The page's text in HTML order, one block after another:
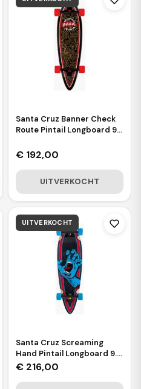
Santa Cruz Banner Check
Route Pintail Longboard 9.2
€ 192,00
UITVERKOCHT
UITVERKOCHT
Santa Cruz Screaming
Hand Pintail Longboard 9.2
Black Blue
€ 216,00